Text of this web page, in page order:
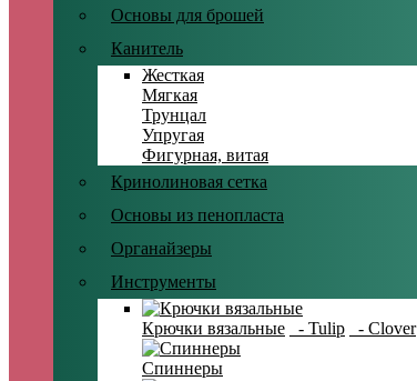
Основы для брошей
Канитель
Жесткая
Мягкая
Трунцал
Упругая
Фигурная, витая
Кринолиновая сетка
Основы из пенопласта
Органайзеры
Инструменты
Крючки вязальные - Tulip - Clover
Спиннеры